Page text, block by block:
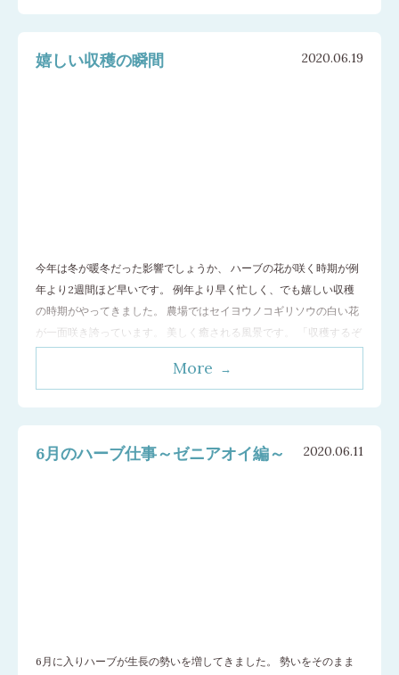
嬉しい収穫の瞬間 2020.06.19
今年は冬が暖冬だった影響でしょうか、 ハーブの花が咲く時期が例
年より2週間ほど早いです。 例年より早く忙しく、でも嬉しい収穫
の時期がやってきました。 農場ではセイヨウノコギリソウの白い花
が一面咲き誇っています。 美しく癒される風景です。 「収穫するぞ
するポイントは 茶色になった葉や茎は収穫しない 蕾は収穫しない
More
6月のハーブ仕事～ゼニアオイ編～ 2020.06.11
6月に入りハーブが生長の勢いを増してきました。 勢いをそのまま